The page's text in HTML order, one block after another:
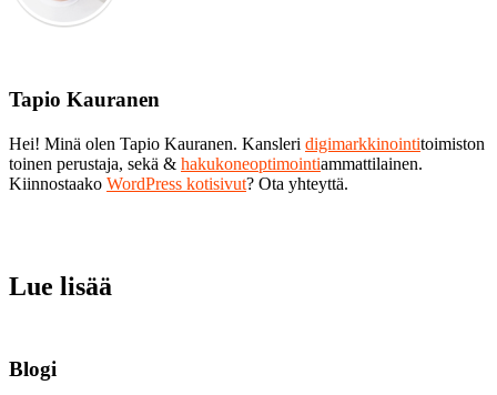
Tapio Kauranen
Hei! Minä olen Tapio Kauranen. Kansleri digimarkkinointitoimiston
toinen perustaja, sekä & hakukoneoptimointiammattilainen.
Kiinnostaako WordPress kotisivut? Ota yhteyttä.
Lue lisää
Blogi